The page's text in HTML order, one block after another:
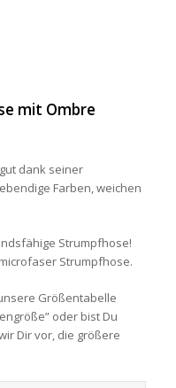
mit Ombre
dank seiner
Farben, weichen
Strumpfhose!
Strumpfhose.
Größentabelle
oder bist Du
Dir vor, die größere